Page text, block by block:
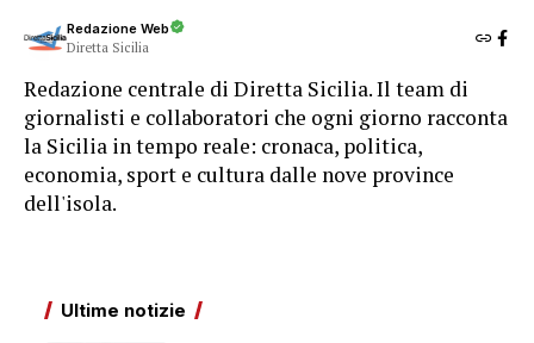
Redazione Web
Diretta Sicilia
Redazione centrale di Diretta Sicilia. Il team di
giornalisti e collaboratori che ogni giorno racconta
la Sicilia in tempo reale: cronaca, politica,
economia, sport e cultura dalle nove province
dell'isola.
Ultime notizie